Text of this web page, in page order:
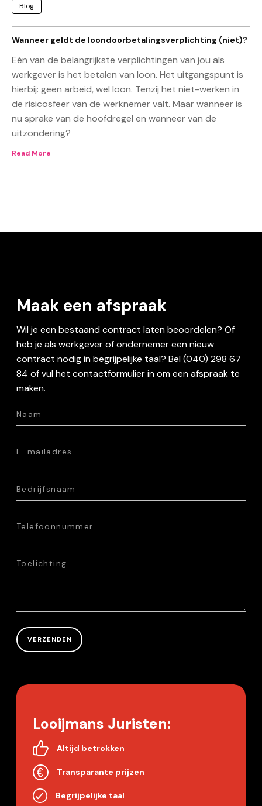
Blog
Wanneer geldt de loondoorbetalingsverplichting (niet)?
Eén van de belangrijkste verplichtingen van jou als
werkgever is het betalen van loon. Het uitgangspunt is
hierbij: geen arbeid, wel loon. Tenzij het niet-werken in
de risicosfeer van de werknemer valt. Maar wanneer is
nu sprake van de hoofdregel en wanneer van de
uitzondering?
Read More
Maak een afspraak
Wil je een bestaand contract laten beoordelen? Of
heb je als werkgever of ondernemer een nieuw
contract nodig in begrijpelijke taal? Bel (040) 298 67
84 of vul het contactformulier in om een afspraak te
maken.
Looijmans Juristen:
Altijd betrokken
Transparante prijzen
Begrijpelijke taal